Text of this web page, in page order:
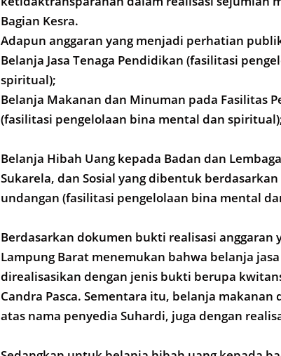
Bagian Kesra.
Adapun anggaran yang menjadi perhatian
Belanja Jasa Tenaga Pendidikan (fasilitasi
spiritual);
Belanja Makanan dan Minuman pada Fasilitas
(fasilitasi pengelolaan bina mental dan
Belanja Hibah Uang kepada Badan dan
Sukarela, dan Sosial yang dibentuk
undangan (fasilitasi pengelolaan bina mental
Berdasarkan dokumen bukti realisasi anggaran
Lampung Barat menemukan bahwa belanja
direalisasikan dengan jenis bukti berupa
Candra Pasca. Sementara itu, belanja
atas nama penyedia Suhardi, juga dengan